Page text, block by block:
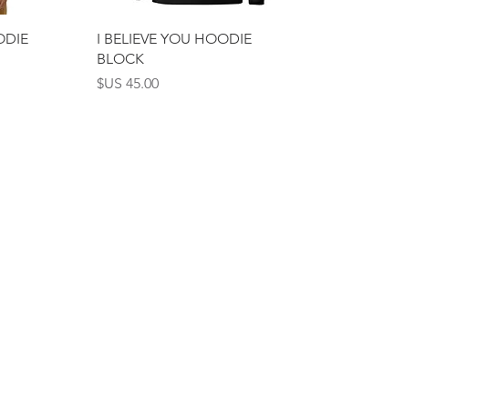
العرض السريع
I BELIEVE YOU HOODIE
BLOCK
السعر‏45.00 US$